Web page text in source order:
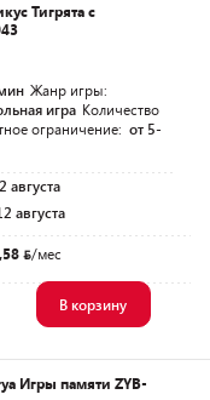
Тигрята с
Жанр игры:
игра Количество
ограничение: от 5-
августа
августа
/мес
В корзину
Игры памяти ZYB-